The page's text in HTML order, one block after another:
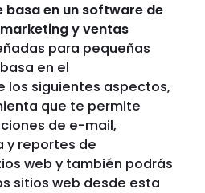
basa en un software de
y ventas
para pequeñas
en el
los siguientes aspectos,
que te permite
de e-mail,
y reportes de
web y también podrás
sitios web desde esta